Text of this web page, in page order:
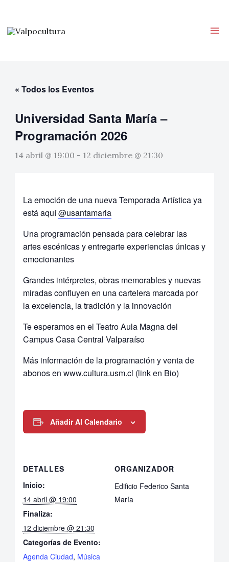
contenido
« Todos los Eventos
Universidad Santa María –
Programación 2026
14 abril @ 19:00 - 12 diciembre @ 21:30
La emoción de una nueva Temporada Artística ya
está aquí@usantamaria
Una programación pensada para celebrar las
artes escénicas y entregarte experiencias únicas y
emocionantes
Grandes intérpretes, obras memorables y nuevas
miradas confluyen en una cartelera marcada por
la excelencia, la tradición y la innovación
Te esperamos en el Teatro Aula Magna del
Campus Casa Central Valparaíso
Más información de la programación y venta de
abonos en www.cultura.usm.cl (link en Bio)
Añadir Al Calendario
DETALLES
Inicio:
14 abril @ 19:00
Finaliza:
12 diciembre @ 21:30
Categorías de Evento:
Agenda Ciudad, Música
ORGANIZADOR
Edificio Federico Santa
María